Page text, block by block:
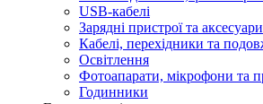
USB-кабелі
Зарядні пристрої та аксесуари
Кабелі, перехідники та
Освітлення
Фотоапарати, мікрофони та
Годинники